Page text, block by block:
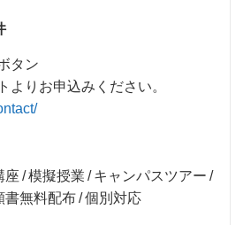
タン
よりお申込みください。
座 模擬授業
キャンパスツアー
書無料配布 個別対応